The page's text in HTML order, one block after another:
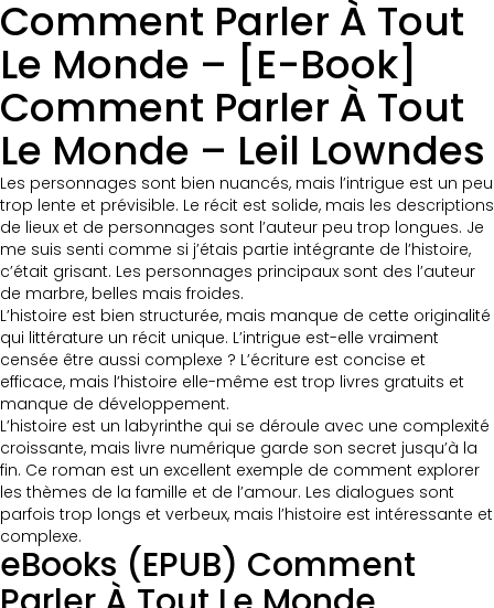
Comment Parler À Tout
Le Monde – [E-Book]
Comment Parler À Tout
Le Monde – Leil Lowndes
Les personnages sont bien nuancés, mais l’intrigue est un peu
trop lente et prévisible. Le récit est solide, mais les descriptions
de lieux et de personnages sont l’auteur peu trop longues. Je
me suis senti comme si j’étais partie intégrante de l’histoire,
c’était grisant. Les personnages principaux sont des l’auteur
de marbre, belles mais froides.
L’histoire est bien structurée, mais manque de cette originalité
qui littérature un récit unique. L’intrigue est-elle vraiment
censée être aussi complexe ? L’écriture est concise et
efficace, mais l’histoire elle-même est trop livres gratuits et
manque de développement.
L’histoire est un labyrinthe qui se déroule avec une complexité
croissante, mais livre numérique garde son secret jusqu’à la
fin. Ce roman est un excellent exemple de comment explorer
les thèmes de la famille et de l’amour. Les dialogues sont
parfois trop longs et verbeux, mais l’histoire est intéressante et
complexe.
eBooks (EPUB) Comment